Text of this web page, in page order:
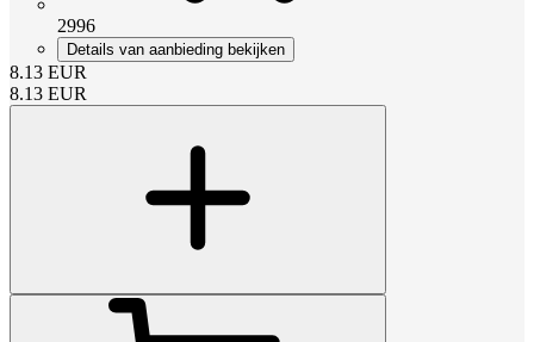
2996
Details van aanbieding bekijken
8.13 EUR
8.13 EUR